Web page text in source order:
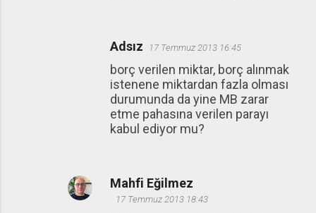
Adsız 17 Temmuz 2013 16:45
borç verilen miktar, borç alınmak
istenene miktardan fazla olması
durumunda da yine MB zarar
etme pahasına verilen parayı
kabul ediyor mu?
Mahfi Eğilmez
17 Temmuz 2013 18:43